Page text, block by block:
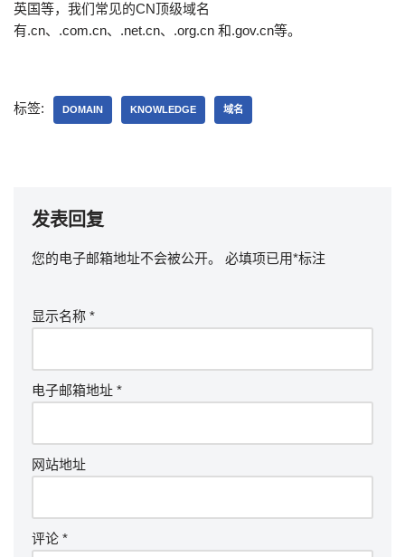
英国等，我们常见的CN顶级域名
有.cn、.com.cn、.net.cn、.org.cn 和.gov.cn等。
标签: DOMAIN KNOWLEDGE 域名
发表回复
您的电子邮箱地址不会被公开。 必填项已用*标注
显示名称 *
电子邮箱地址 *
网站地址
评论 *